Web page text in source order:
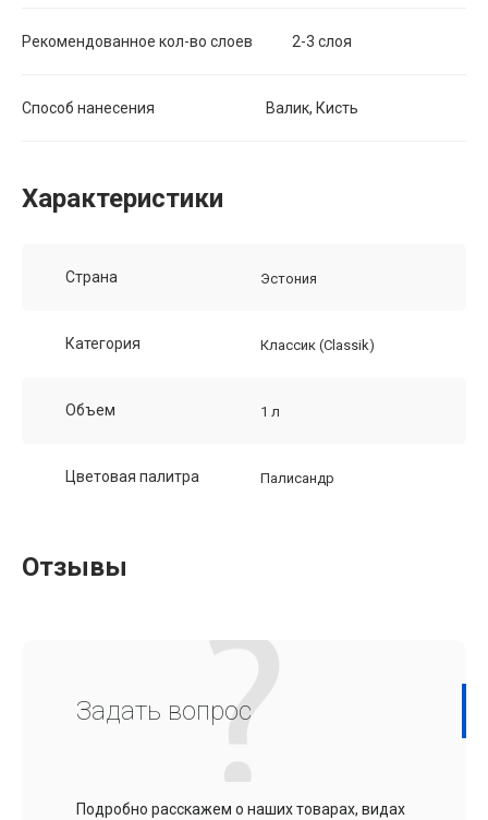
Рекомендованное кол-во слоев 2-3 слоя
Способ нанесения Валик, Кисть
Характеристики
Страна Эстония
Категория Классик (Classik)
Объем 1 л
Цветовая палитра Палисандр
Отзывы
Задать вопрос
Подробно расскажем о наших товарах, видах